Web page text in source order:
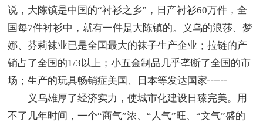
说，大陈镇是中国的“衬衫之乡”，日产衬衫60万件，全
国每7件衬衫中，就有一件是大陈镇的。义乌的浪莎、梦
娜、芬莉袜业已是全国最大的袜子生产企业；拉链的产
销占了全国的1/3以上；小五金制品几乎垄断了全国的市
场；生产的玩具畅销症美国、日本等发达国家┅┅
义乌雄厚了经济实力，使城市化建设日臻完美。用
不了几年时间，一个“商气”浓、“人气”旺、“文气”盛的